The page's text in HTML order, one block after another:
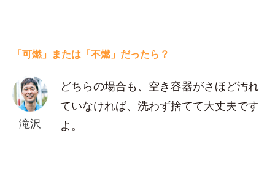
「可燃」または「不燃」だったら？
滝沢
どちらの場合も、空き容器がさほど汚れ
ていなければ、洗わず捨てて大丈夫です
よ。